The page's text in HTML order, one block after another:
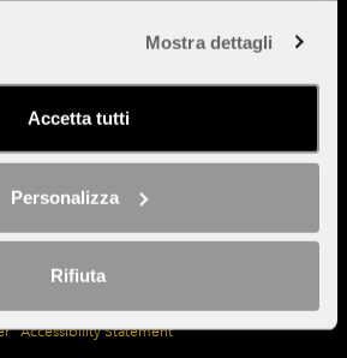
Mostra dettagli
Accetta tutti
Personalizza
Rifiuta
only):
- Copyright ©2025
Site Map
Cookie Policy
Accessibility Statement